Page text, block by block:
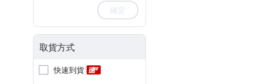
確定
取貨方式
快速到貨